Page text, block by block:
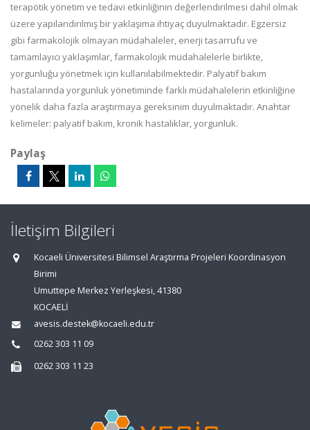
terapötik yönetim ve tedavi etkinliğinin değerlendirilmesi dahil olmak
üzere yapılandırılmış bir yaklaşıma ihtiyaç duyulmaktadır. Egzersiz
gibi farmakolojik olmayan müdahaleler, enerji tasarrufu ve
tamamlayıcı yaklaşımlar, farmakolojik müdahalelerle birlikte,
yorgunluğu yönetmek için kullanılabilmektedir. Palyatif bakım
hastalarında yorgunluk yönetiminde farklı müdahalelerin etkinliğine
yönelik daha fazla araştırmaya gereksinim duyulmaktadır. Anahtar
kelimeler: palyatif bakım, kronik hastalıklar, yorgunluk.
Paylaş
İletişim Bilgileri
Kocaeli Üniversitesi Bilimsel Araştırma Projeleri Koordinasyon
Birimi
Umuttepe Merkez Yerleşkesi, 41380
KOCAELİ
avesis.destek@kocaeli.edu.tr
0262 303 11 09
0262 303 11 23